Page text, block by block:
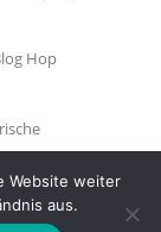
Hop
Website weiter
aus.